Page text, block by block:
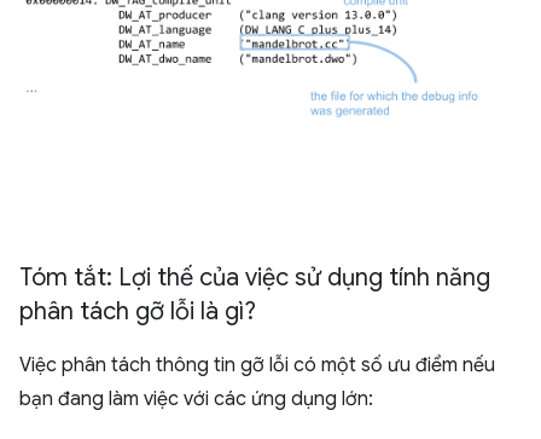
Tóm tắt: Lợi thế của việc sử dụng tính năng
phân tách gỡ lỗi là gì?
Việc phân tách thông tin gỡ lỗi có một số ưu điểm nếu
bạn đang làm việc với các ứng dụng lớn: